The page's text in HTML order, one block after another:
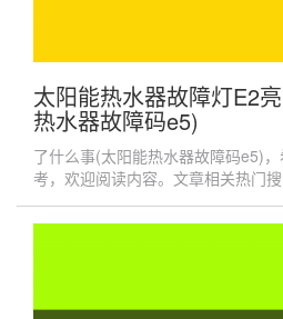
太阳能热水器故障灯E2
热水器故障码e5)
了什么事(太阳能热水器故障码e5)
考，欢迎阅读内容。文章相关热门